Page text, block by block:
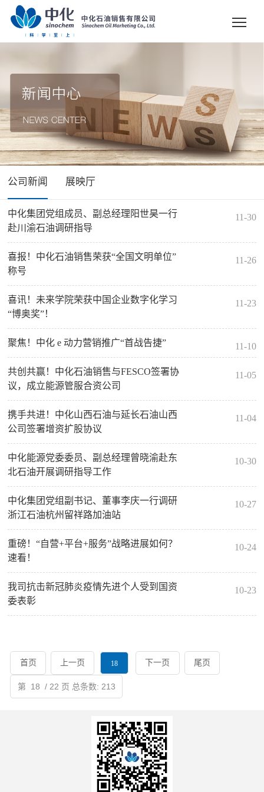
公司新闻 展映厅
中化集团党组成员、副总经理阳世昊一行
赴川渝石油调研指导
11-30
喜报！中化石油销售荣获“全国文明单位”
称号
11-26
喜讯！未来学院荣获中国企业数字化学习
“博奥奖”！
11-23
聚焦！中化 e 动力营销推广“首战告捷” 11-10
共创共赢！中化石油销售与FESCO签署协
议，成立能源管服合资公司
11-05
携手共进！中化山西石油与延长石油山西
公司签署增资扩股协议
11-04
中化能源党委委员、副总经理曾晓渝赴东
北石油开展调研指导工作
10-30
中化集团党组副书记、董事李庆一行调研
浙江石油杭州留祥路加油站
10-27
重磅！“自营+平台+服务”战略进展如何？
速看！
10-24
我司抗击新冠肺炎疫情先进个人受到国资
委表彰
10-23
首页 上一页 18 下一页 尾页
第 18 / 22 页 总条数: 213